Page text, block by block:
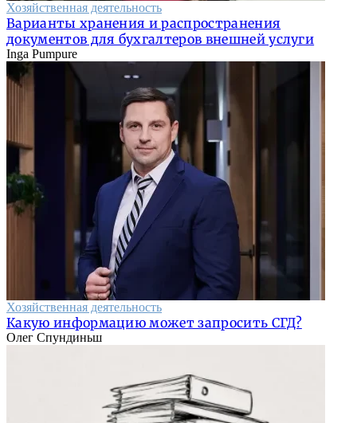
Хозяйственная деятельность
Варианты хранения и распространения
документов для бухгалтеров внешней услуги
Inga Pumpure
Хозяйственная деятельность
Какую информацию может запросить СГД?
Олег Спундиньш